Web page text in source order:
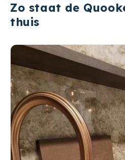
Zo staat de
thuis